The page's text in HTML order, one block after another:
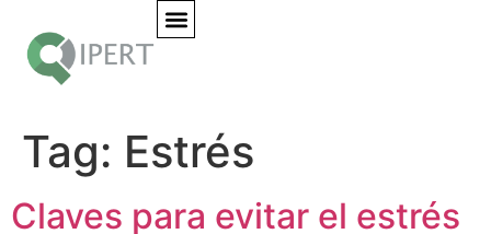
Tag: Estrés
Claves para evitar el estrés